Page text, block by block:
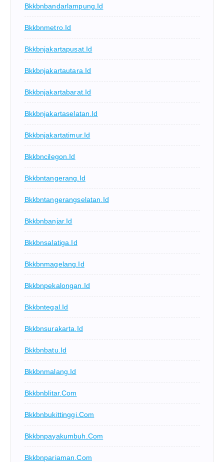
Bkkbnbandarlampung.id
Bkkbnmetro.id
Bkkbnjakartapusat.id
Bkkbnjakartautara.id
Bkkbnjakartabarat.id
Bkkbnjakartaselatan.id
Bkkbnjakartatimur.id
Bkkbncilegon.id
Bkkbntangerang.id
Bkkbntangerangselatan.id
Bkkbnbanjar.id
Bkkbnsalatiga.id
Bkkbnmagelang.id
Bkkbnpekalongan.id
Bkkbntegal.id
Bkkbnsurakarta.id
Bkkbnbatu.id
Bkkbnmalang.id
Bkkbnblitar.com
Bkkbnbukittinggi.com
Bkkbnpayakumbuh.com
Bkkbnpariaman.com